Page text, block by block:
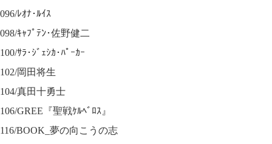
096/ﾚｵﾅ･ﾙｲｽ
098/ｷｬﾌﾟﾃﾝ･佐野健二
100/ｻﾗ･ｼﾞｪｼｶ･ﾊﾟｰｶｰ
102/岡田将生
104/真田十勇士
106/GREE『聖戦ｹﾙﾍﾞﾛｽ』
116/BOOK_夢の向こうの志